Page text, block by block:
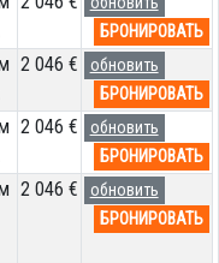
БРОНИРОВАТЬ
2 046 €
обновить
БРОНИРОВАТЬ
2 046 €
обновить
БРОНИРОВАТЬ
2 046 €
обновить
БРОНИРОВАТЬ